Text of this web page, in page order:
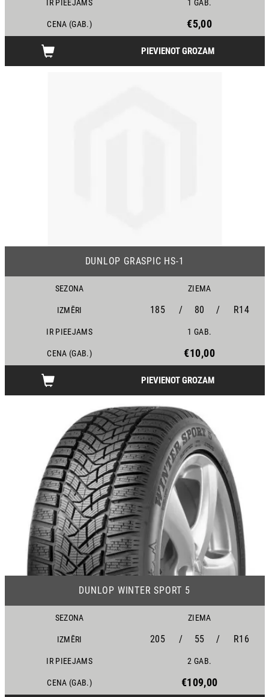
IR PIEEJAMS 1 GAB.
CENA (GAB.) €5,00
PIEVIENOT GROZAM
DUNLOP GRASPIC HS-1
SEZONA ZIEMA
IZMĒRI 185 / 80 / R14
IR PIEEJAMS 1 GAB.
CENA (GAB.) €10,00
PIEVIENOT GROZAM
DUNLOP WINTER SPORT 5
SEZONA ZIEMA
IZMĒRI 205 / 55 / R16
IR PIEEJAMS 2 GAB.
CENA (GAB.) €109,00